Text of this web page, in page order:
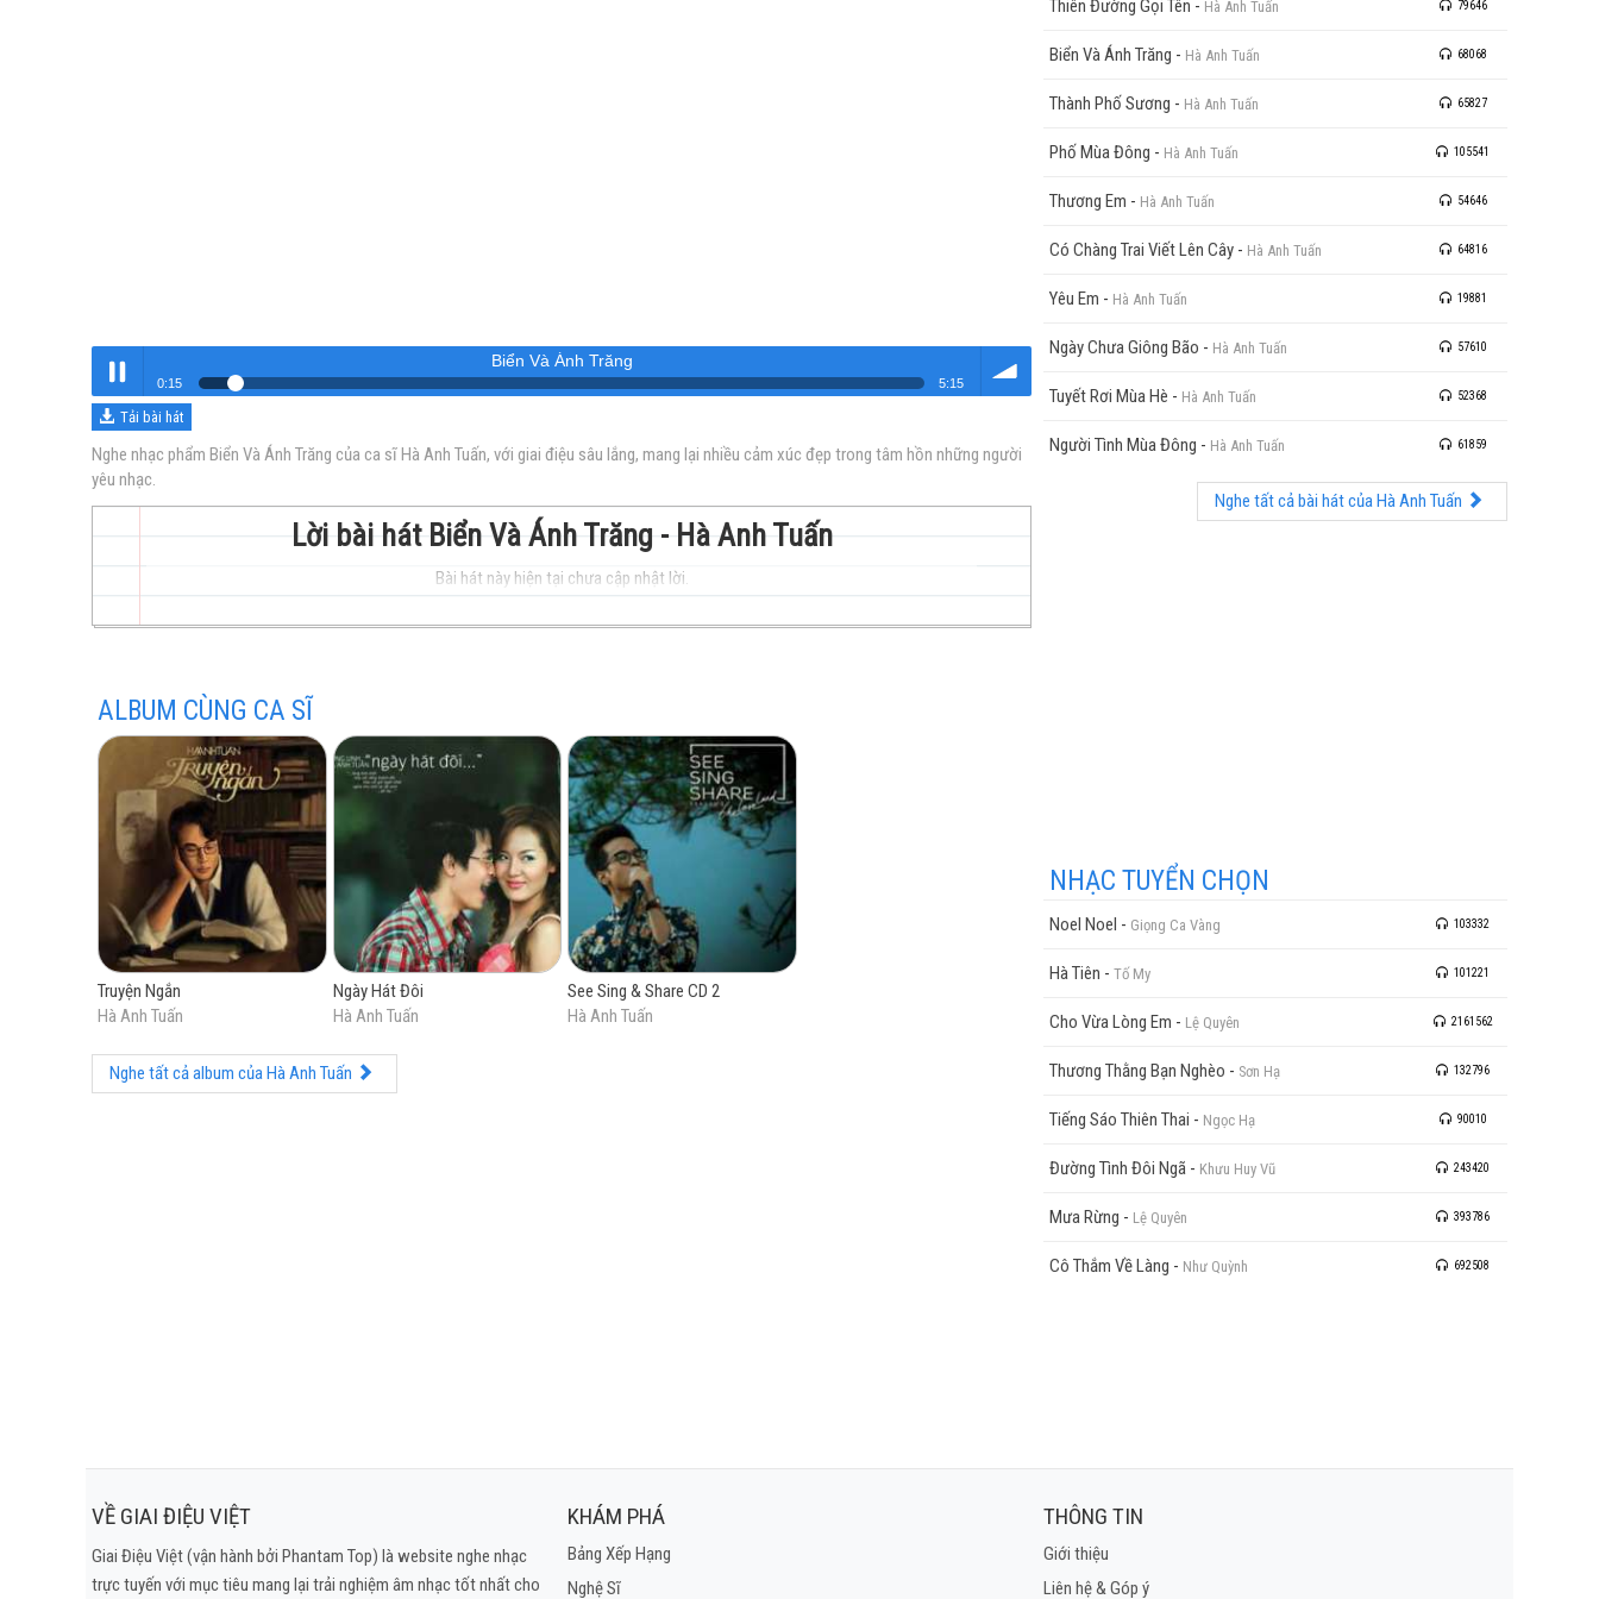
Nghe
hay
nhất
Biển Và Ánh Trăng
0:16 5:15
Biển Và Ánh Trăng
Tải bài hát
Nghe nhạc phẩm Biển Và Ánh Trăng của ca sĩ Hà Anh Tuấn, với giai điệu sâu lắng, mang lại nhiều cảm xúc đẹp trong tâm hồn những người
yêu nhạc.
Lời bài hát Biển Và Ánh Trăng - Hà Anh Tuấn
Bài hát này hiện tại chưa cập nhật lời.
ALBUM CÙNG CA SĨ
Truyện Ngắn
Hà Anh Tuấn
Ngày Hát Đôi
Hà Anh Tuấn
See Sing & Share CD 2
Hà Anh Tuấn
Nghe tất cả album của Hà Anh Tuấn
Thiên Đường Gọi Tên - Hà Anh Tuấn 79646
Biển Và Ánh Trăng - Hà Anh Tuấn 68068
Thành Phố Sương - Hà Anh Tuấn 65827
Phố Mùa Đông - Hà Anh Tuấn 105541
Thương Em - Hà Anh Tuấn 54646
Có Chàng Trai Viết Lên Cây - Hà Anh Tuấn 64816
Yêu Em - Hà Anh Tuấn 19881
Ngày Chưa Giông Bão - Hà Anh Tuấn 57610
Tuyết Rơi Mùa Hè - Hà Anh Tuấn 52368
Người Tình Mùa Đông - Hà Anh Tuấn 61859
Nghe tất cả bài hát của Hà Anh Tuấn
NHẠC TUYỂN CHỌN
Noel Noel - Giọng Ca Vàng 103332
Hà Tiên - Tố My 101221
Cho Vừa Lòng Em - Lệ Quyên 2161562
Thương Thằng Bạn Nghèo - Sơn Hạ 132796
Tiếng Sáo Thiên Thai - Ngọc Hạ 90010
Đường Tình Đôi Ngã - Khưu Huy Vũ 243420
Mưa Rừng - Lệ Quyên 393786
Cô Thắm Về Làng - Như Quỳnh 692508
VỀ GIAI ĐIỆU VIỆT
Giai Điệu Việt (vận hành bởi Phantam Top) là website nghe nhạc
trực tuyến với mục tiêu mang lại trải nghiệm âm nhạc tốt nhất cho
KHÁM PHÁ
Bảng Xếp Hạng
Nghệ Sĩ
THÔNG TIN
Giới thiệu
Liên hệ & Góp ý